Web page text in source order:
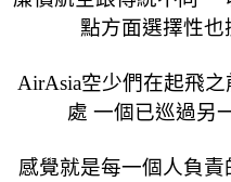
點方面選擇性也
AirAsia空少們在起飛之
處 一個已巡過另
感覺就是每一個人負